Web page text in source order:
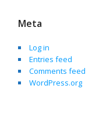
Meta
Log in
Entries feed
Comments feed
WordPress.org